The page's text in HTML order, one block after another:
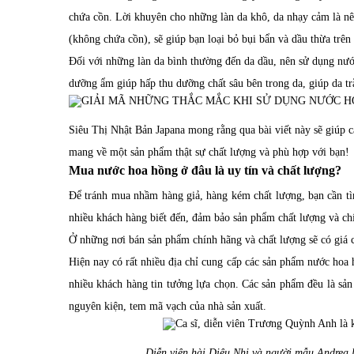
chứa cồn. Lời khuyên cho những làn da khô, da nhạy cảm là
(không chứa cồn), sẽ giúp bạn loại bỏ bụi bẩn và dầu thừa
Đối với những làn da bình thường đến da dầu, nên sử dụng
dưỡng ẩm giúp hấp thu dưỡng chất sâu bên trong da, giúp da
Siêu Thị Nhật Bản Japana mong rằng qua bài viết này sẽ giúp
mang về một sản phẩm thật sự chất lượng và phù hợp với bạn!
Mua nước hoa hồng ở đâu là uy tín và chất lượng?
Để tránh mua nhầm hàng giả, hàng kém chất lượng, bạn cần
nhiều khách hàng biết đến, đảm bảo sản phẩm chất lượng và
Ở những nơi bán sản phẩm chính hãng và chất lượng sẽ có
Hiện nay có rất nhiều địa chỉ cung cấp các sản phẩm nước
nhiều khách hàng tin tưởng lựa chọn. Các sản phẩm đều là
nguyên kiện, tem mã vạch của nhà sản xuất.